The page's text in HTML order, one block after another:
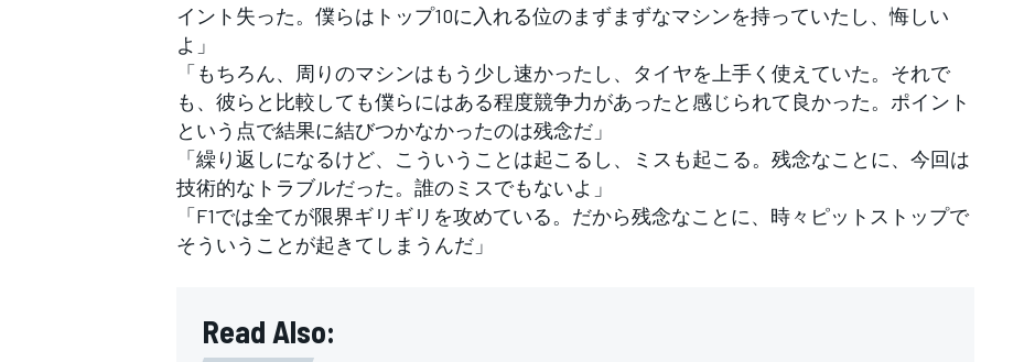
イント失った。僕らはトップ10に入れる位のまずまずなマシンを持っていたし、悔しい
よ」
「もちろん、周りのマシンはもう少し速かったし、タイヤを上手く使えていた。それで
も、彼らと比較しても僕らにはある程度競争力があったと感じられて良かった。ポイント
という点で結果に結びつかなかったのは残念だ」
「繰り返しになるけど、こういうことは起こるし、ミスも起こる。残念なことに、今回は
技術的なトラブルだった。誰のミスでもないよ」
「F1では全てが限界ギリギリを攻めている。だから残念なことに、時々ピットストップで
そういうことが起きてしまうんだ」
Read Also: